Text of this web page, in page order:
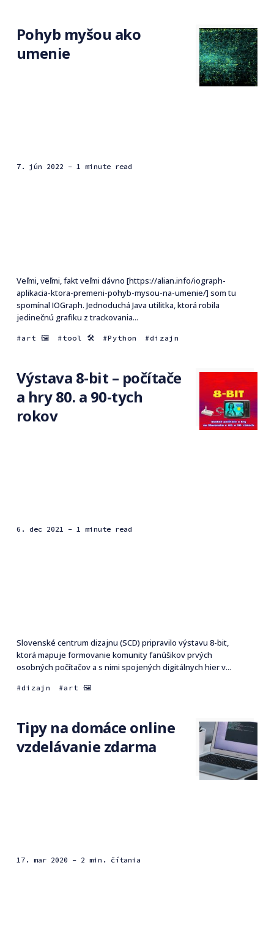
Pohyb myšou ako
umenie
7. jún 2022 - 1 minute read
Veľmi, veľmi, fakt veľmi dávno [https://alian.info/iograph-
aplikacia-ktora-premeni-pohyb-mysou-na-umenie/] som tu
spomínal IOGraph. Jednoduchá Java utilitka, ktorá robila
jedinečnú grafiku z trackovania...
art 🖼 tool 🛠 Python dizajn
Výstava 8-bit – počítače
a hry 80. a 90-tych
rokov
6. dec 2021 - 1 minute read
Slovenské centrum dizajnu (SCD) pripravilo výstavu 8-bit,
ktorá mapuje formovanie komunity fanúšikov prvých
osobných počítačov a s nimi spojených digitálnych hier v...
dizajn art 🖼
Tipy na domáce online
vzdelávanie zdarma
17. mar 2020 - 2 min. čítania